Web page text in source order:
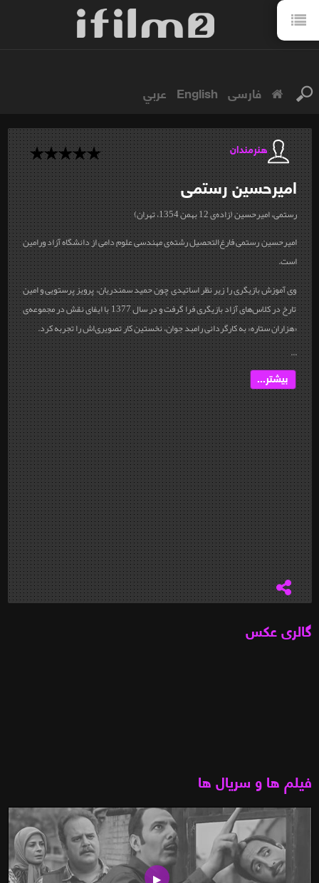
فارسی English عربي
هنرمندان
امیرحسینرستمی
رستمی، امیرحسین (زاده‌ی 12 بهمن 1354، تهران)
امیرحسین رستمی فارغ‌التحصیل رشته‌ی مهندسی علوم دامی از دانشگاه آزاد ورامین
است.
وی آموزش بازیگری را زیر نظر اساتیدی چون حمید سمندریان، پرویز پرستویی و امین
تارخ در کلاس‌های آزاد بازیگری فرا گرفت و در سال 1377 با ایفای نقش در مجموعه‌ی
«هزاران ستاره» به کارگردانی رامبد جوان، نخستین کار تصویری‌اش را تجربه کرد.
...
بیشتر...
گالری عکس
فیلم ها و سریال ها